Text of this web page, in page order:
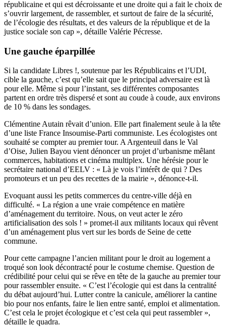
républicaine et qui est décroissante et une droite qui a fait le choix de
s’ouvrir largement, de rassembler, et surtout de faire de la sécurité,
de l’écologie des résultats, et des valeurs de la république et de la
justice sociale son cap », détaille Valérie Pécresse.
Une gauche éparpillée
Si la candidate Libres !, soutenue par les Républicains et l’UDI,
cible la gauche, c’est qu’elle sait que le principal adversaire est là
pour elle. Même si pour l’instant, ses différentes composantes
partent en ordre très dispersé et sont au coude à coude, aux environs
de 10 % dans les sondages.
Clémentine Autain rêvait d’union. Elle part finalement seule à la tête
d’une liste France Insoumise-Parti communiste. Les écologistes ont
souhaité se compter au premier tour. A Argenteuil dans le Val
d’Oise, Julien Bayou vient dénoncer un projet d’urbanisme mêlant
commerces, habitations et cinéma multiplex. Une hérésie pour le
secrétaire national d’EELV : « Là je vois l’intérêt de qui ? Des
promoteurs et un peu des recettes de la mairie », dénonce-t-il.
Evoquant aussi les petits commerces du centre-ville déjà en
difficulté. « La région a une vraie compétence en matière
d’aménagement du territoire. Nous, on veut acter le zéro
artificialisation des sols ! » promet-il aux militants locaux qui rêvent
d’un aménagement plus vert sur les bords de Seine de cette
commune.
Pour cette campagne l’ancien militant pour le droit au logement a
troqué son look décontracté pour le costume chemise. Question de
crédibilité pour celui qui se rêve en tête de la gauche au premier tour
pour rassembler ensuite. « C’est l’écologie qui est dans la centralité
du débat aujourd’hui. Lutter contre la canicule, améliorer la cantine
bio pour nos enfants, faire le lien entre santé, emploi et alimentation.
C’est cela le projet écologique et c’est cela qui peut rassembler »,
détaille le quadra.